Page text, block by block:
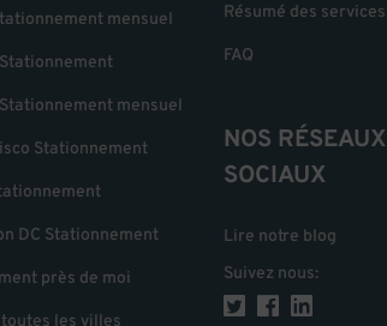
mensuel
mensuel
Stationnement
DC Stationnement
près de moi
les villes
Résumé des services
FAQ
NOS RÉSEAUX
SOCIAUX
Lire notre blog
Suivez nous: